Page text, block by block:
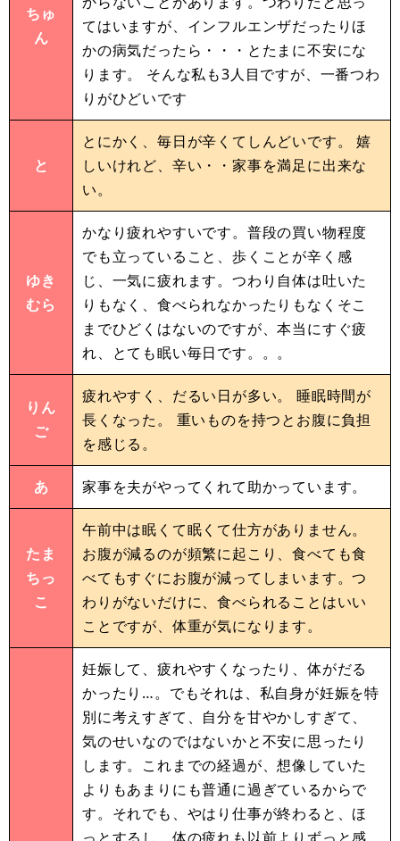
ちゅ
ん
てはいますが、インフルエンザだったりほ
かの病気だったら・・・とたまに不安にな
ります。 そんな私も3人目ですが、一番つわ
りがひどいです
と
とにかく、毎日が辛くてしんどいです。 嬉
しいけれど、辛い・・家事を満足に出来な
い。
ゆき
むら
かなり疲れやすいです。普段の買い物程度
でも立っていること、歩くことが辛く感
じ、一気に疲れます。つわり自体は吐いた
りもなく、食べられなかったりもなくそこ
までひどくはないのですが、本当にすぐ疲
れ、とても眠い毎日です。。。
りん
ご
疲れやすく、だるい日が多い。 睡眠時間が
長くなった。 重いものを持つとお腹に負担
を感じる。
あ 家事を夫がやってくれて助かっています。
たま
ちっ
こ
午前中は眠くて眠くて仕方がありません。
お腹が減るのが頻繁に起こり、食べても食
べてもすぐにお腹が減ってしまいます。つ
わりがないだけに、食べられることはいい
ことですが、体重が気になります。
妊娠して、疲れやすくなったり、体がだる
かったり…。でもそれは、私自身が妊娠を特
別に考えすぎて、自分を甘やかしすぎて、
気のせいなのではないかと不安に思ったり
します。これまでの経過が、想像していた
よりもあまりにも普通に過ぎているからで
す。それでも、やはり仕事が終わると、ほ